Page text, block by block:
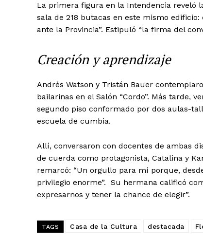
La primera figura en la Intendencia reveló
sala de 218 butacas en este mismo
ante la Provincia”. Estipuló “la firma del
Creación y aprendizaje
Andrés Watson y Tristán Bauer
bailarinas en el Salón “Cordo”. Más tarde,
segundo piso conformado por dos aulas-
escuela de cumbia.
Allí, conversaron con docentes de ambas
de cuerda como protagonista, Catalina y
remarcó: “Un orgullo para mí porque,
privilegio enorme”. Su hermana calificó
expresarnos y tener la chance de elegir”.
TAGS Casa de la Cultura destacada